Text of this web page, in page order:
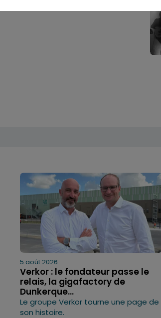
5 août 2026
Verkor : le fondateur passe le
relais, la gigafactory de
Dunkerque...
Le groupe Verkor tourne une page de
son histoire.